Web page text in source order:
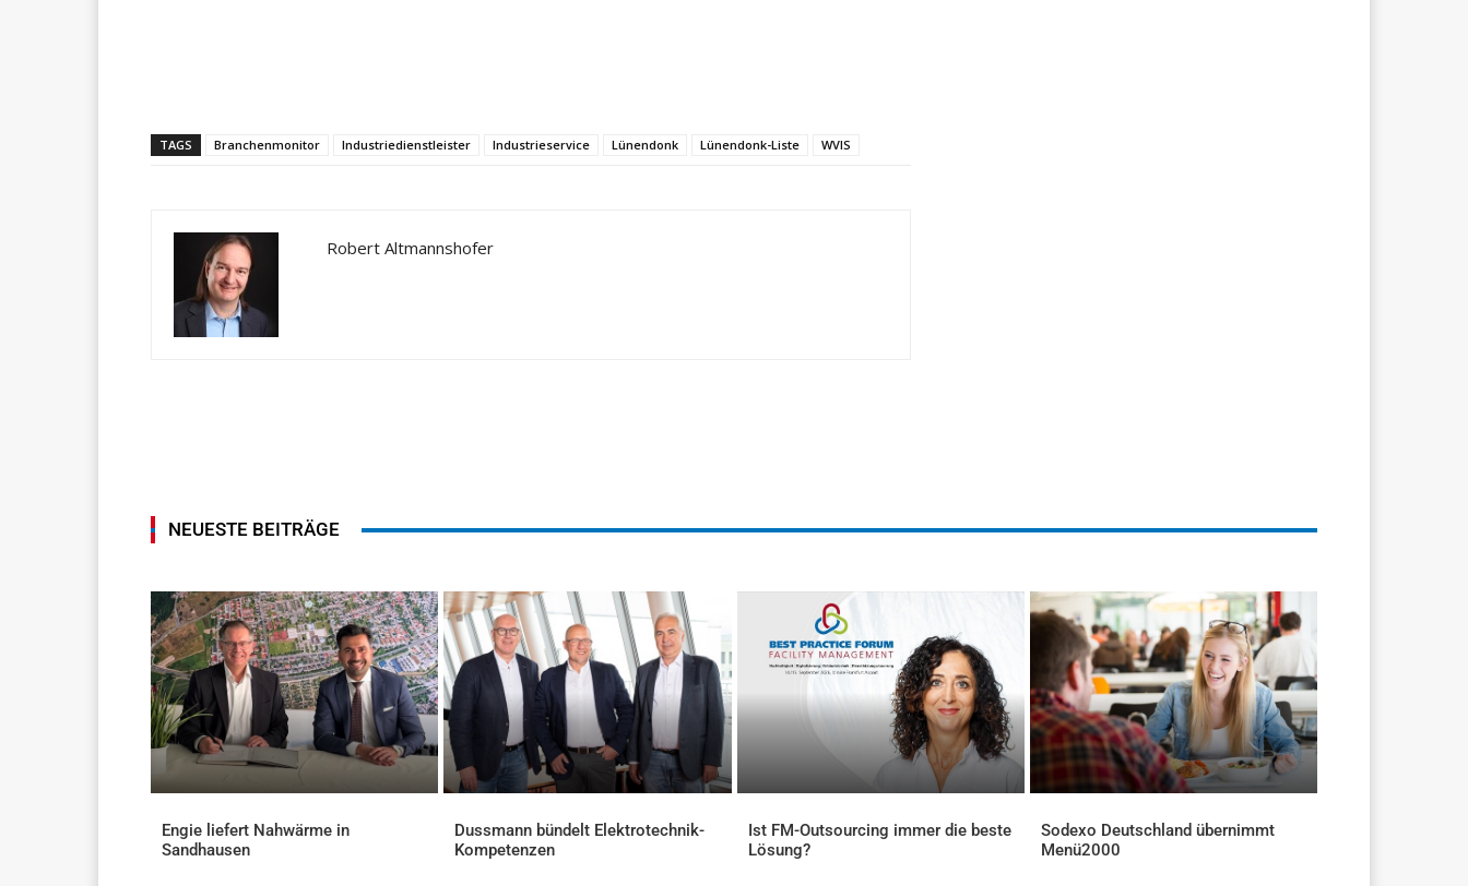
TAGS Branchenmonitor Industriedienstleister Industrieservice Lünendonk Lünendonk-Liste WVIS
Robert Altmannshofer
NEUESTE BEITRÄGE
Engie liefert Nahwärme in
Sandhausen
Dussmann bündelt Elektrotechnik-
Kompetenzen
Ist FM-Outsourcing immer die beste
Lösung?
Sodexo Deutschland übernimmt
Menü2000